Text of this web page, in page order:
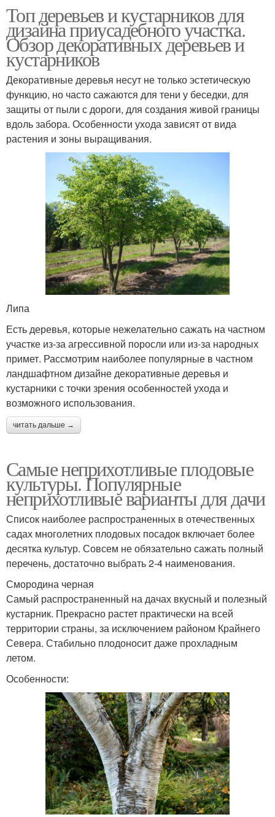
Топ деревьев и кустарников для
дизайна приусадебного участка.
Обзор декоративных деревьев и
кустарников
Декоративные деревья несут не только эстетическую
функцию, но часто сажаются для тени у беседки, для
защиты от пыли с дороги, для создания живой границы
вдоль забора. Особенности ухода зависят от вида
растения и зоны выращивания.
Липа
Есть деревья, которые нежелательно сажать на частном
участке из-за агрессивной поросли или из-за народных
примет. Рассмотрим наиболее популярные в частном
ландшафтном дизайне декоративные деревья и
кустарники с точки зрения особенностей ухода и
возможного использования.
читать дальше →
Самые неприхотливые плодовые
культуры. Популярные
неприхотливые варианты для дачи
Список наиболее распространенных в отечественных
садах многолетних плодовых посадок включает более
десятка культур. Совсем не обязательно сажать полный
перечень, достаточно выбрать 2-4 наименования.
Смородина черная
Самый распространенный на дачах вкусный и полезный
кустарник. Прекрасно растет практически на всей
территории страны, за исключением районом Крайнего
Севера. Стабильно плодоносит даже прохладным
летом.
Особенности: